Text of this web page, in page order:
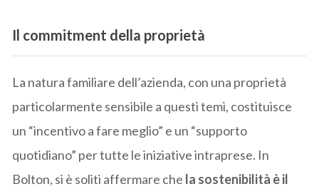
Il commitment della proprietà
La natura familiare dell’azienda, con una proprietà
particolarmente sensibile a questi temi, costituisce
un “incentivo a fare meglio” e un “supporto
quotidiano” per tutte le iniziative intraprese. In
Bolton, si è soliti affermare che la sostenibilità è il